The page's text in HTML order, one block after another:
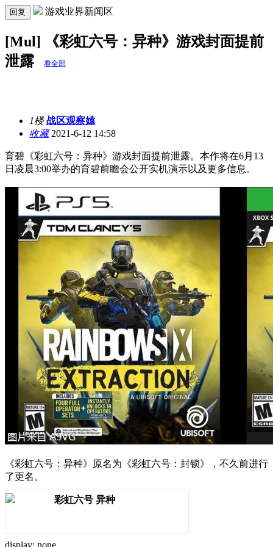
回复 游戏业界新闻区
[Mul] 《彩虹六号：异种》游戏封面提前
泄露
看全部
1楼 战区观察媴
收藏2021-6-12 14:58
育碧《彩虹六号：异种》游戏封面提前泄露。本作将在6月13
日凌晨3:00举办的育碧前瞻会公开实机演示以及更多信息。 ​​​​
《彩虹六号：异种》原名为《彩虹六号：封锁》，不久前进行
了更名。
彩虹六号 异种
display: none